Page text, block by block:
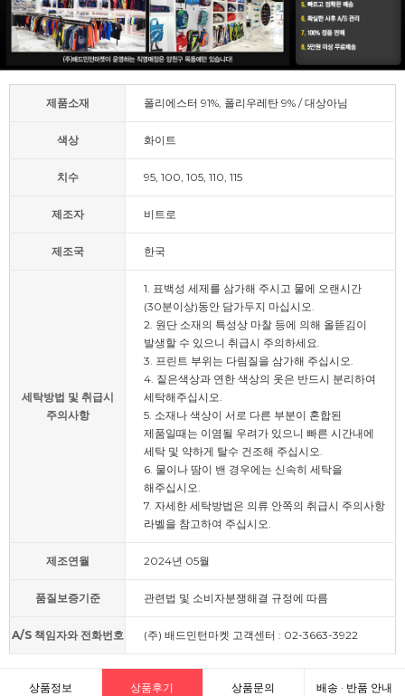
제품소재 폴리에스터 91%, 폴리우레탄 9% / 대상아님
색상 화이트
치수 95, 100, 105, 110, 115
제조자 비트로
제조국 한국
세탁방법 및 취급시
주의사항
1. 표백성 세제를 삼가해 주시고 물에 오랜시간
(30분이상)동안 담가두지 마십시오.
2. 원단 소재의 특성상 마찰 등에 의해 올뜯김이
발생할 수 있으니 취급시 주의하세요.
3. 프린트 부위는 다림질을 삼가해 주십시오.
4. 짙은색상과 연한 색상의 옷은 반드시 분리하여
세탁해주십시오.
5. 소재나 색상이 서로 다른 부분이 혼합된
제품일때는 이염될 우려가 있으니 빠른 시간내에
세탁 및 약하게 탈수 건조해 주십시오.
6. 물이나 땀이 밴 경우에는 신속히 세탁을
해주십시오.
7. 자세한 세탁방법은 의류 안쪽의 취급시 주의사항
라벨을 참고하여 주십시오.
제조연월 2024년 05월
품질보증기준 관련법 및 소비자분쟁해결 규정에 따름
A/S 책임자와 전화번호 (주) 배드민턴마켓 고객센터 : 02-3663-3922
상품정보 상품후기 상품문의 배송 · 반품 안내